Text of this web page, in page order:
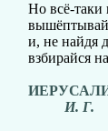
Но всё-таки
и, не найдя
взбирайся
И. Г.